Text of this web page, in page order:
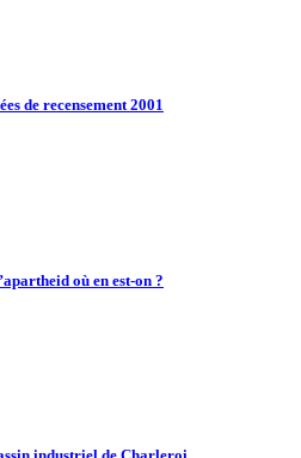
de recensement 2001
où en est-on ?